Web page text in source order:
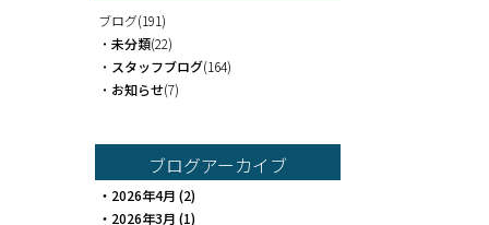
ブログ(191)
・ 未分類(22)
・ スタッフブログ(164)
・ お知らせ(7)
ブログアーカイブ
・ 2026年4月 (2)
・ 2026年3月 (1)